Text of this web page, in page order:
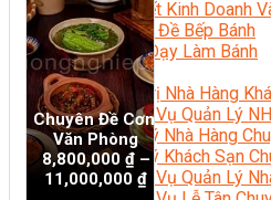
Bí Quyết Kinh Doanh
Chuyên Đề Bếp Bánh
Video Dạy Làm Bánh
Quản Trị NHKS
Quản Trị Nhà Hàng
Nghiệp Vụ Quản Lý
Quản Lý Nhà Hàng
Quản Lý Khách Sạn
Nghiệp Vụ Quản Lý
Chuyên Đề Cơm
Văn Phòng
8,800,000 ₫–
11,000,000 ₫